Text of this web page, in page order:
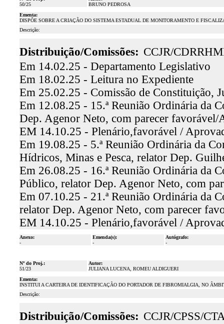
50/25
BRUNO PEDROSA
Ementa:
DISPÕE SOBRE A CRIAÇÃO DO SISTEMA ESTADUAL DE MONITORAMENTO E
Descrição:
Distribuição/Comissões: CCJR/
Em 14.02.25 - Departamento Legislativo
Em 18.02.25 - Leitura no Expediente
Em 25.02.25 - Comissão de Constituição,
Em 12.08.25 - 15.ª Reunião Ordinária da
Dep. Agenor Neto, com parecer favorável/
EM 14.10.25 - Plenário,favorável /
Em 19.08.25 - 5.ª Reunião Ordinária da
Hídricos, Minas e Pesca, relator Dep.
Em 26.08.25 - 16.ª Reunião Ordinária da
Público, relator Dep. Agenor Neto, com
Em 07.10.25 - 21.ª Reunião Ordinária da
relator Dep. Agenor Neto, com parecer
EM 14.10.25 - Plenário,favorável /
Anexo:
-
Emenda(s):
-
Autógrafo:
-
Nº do Proj.:
51/23
Autor:
JULIANA LUCENA, ROMEU ALDIGUERI
Ementa:
INSTITUI A CARTEIRA DE IDENTIFICAÇÃO DO PORTADOR DE FIBROMIALGIA, NO
Descrição:
Distribuição/Comissões: CCJR/CPSS/